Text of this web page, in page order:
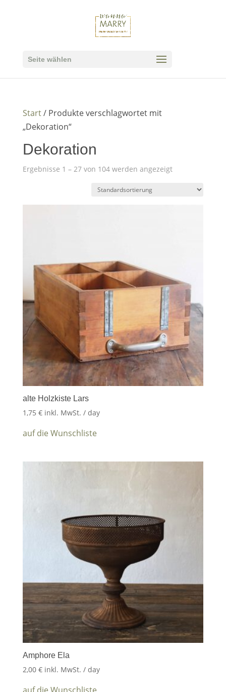
Seite wählen
Start/ Produkte verschlagwortet mit
„Dekoration“
Dekoration
Ergebnisse 1 – 27 von 104 werden angezeigt
alte Holzkiste Lars
1,75 € inkl. MwSt. / day
auf die Wunschliste
Amphore Ela
2,00 € inkl. MwSt. / day